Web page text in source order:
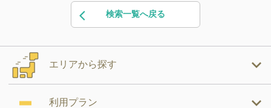
検索一覧へ戻る
エリアから探す
利用プラン